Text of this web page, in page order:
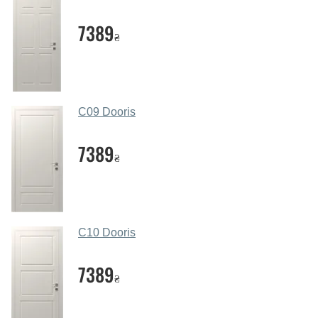
Помогаете ли вы выбрать дверные
через мессенджеры, онлайн чат или непосредственно
в нашем салоне-магазине.
преимущества ваших межкомнатных
Каркас полотна межкомнатных дверей производится
из евробруса (собственной сушки), который
покрывается МДФ накладками толщиной 20 мм.
Какие дверные полотна посоветуете?
7389₴
C09 Dooris
7389₴
C10 Dooris
7389₴